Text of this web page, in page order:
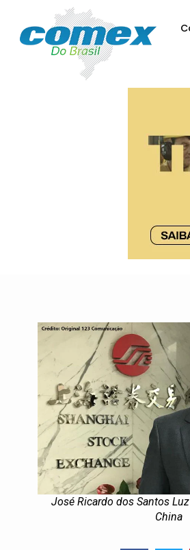
José Ricardo dos Santos
China